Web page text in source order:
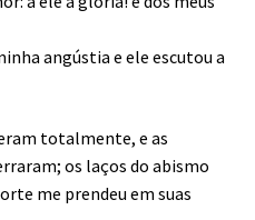
angústia e ele escutou a
totalmente, e as
os laços do abismo
me prendeu em suas